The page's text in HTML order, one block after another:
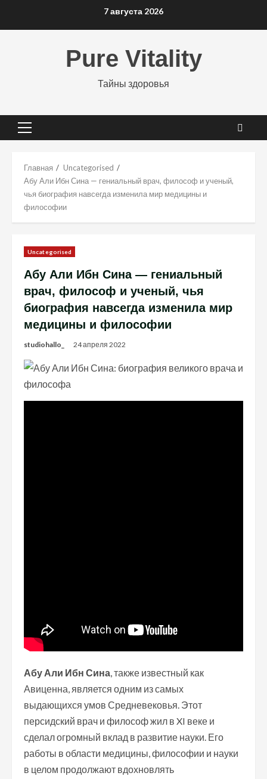
7 августа 2026
Pure Vitality
Тайны здоровья
Основное
Главная
Uncategorised
Абу Али Ибн Сина — гениальный врач, философ и ученый,
чья биография навсегда изменила мир медицины и
философии
Uncategorised
Абу Али Ибн Сина — гениальный
врач, философ и ученый, чья
биография навсегда изменила мир
медицины и философии
studiohallo_ 24 апреля 2022
Абу Али Ибн Сина, также известный как
Авиценна, является одним из самых
выдающихся умов Средневековья. Этот
персидский врач и философ жил в XI веке и
сделал огромный вклад в развитие науки. Его
работы в области медицины, философии и науки
в целом продолжают вдохновлять